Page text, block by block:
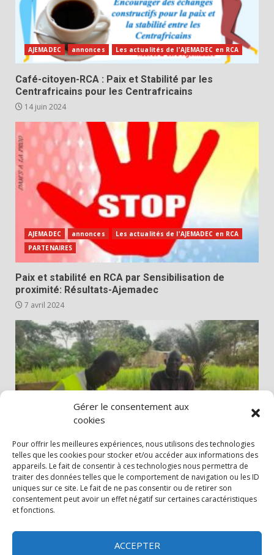
Gérer le consentement aux
cookies
Pour offrir les meilleures expériences, nous utilisons des technologies
telles que les cookies pour stocker et/ou accéder aux informations des
appareils. Le fait de consentir à ces technologies nous permettra de
traiter des données telles que le comportement de navigation ou les ID
uniques sur ce site. Le fait de ne pas consentir ou de retirer son
consentement peut avoir un effet négatif sur certaines caractéristiques
et fonctions.
ACCEPTER
AJEMADEC annonces Les actualités de l'AJEMADEC en RCA
Café-citoyen-RCA : Paix et Stabilité par les
Centrafricains pour les Centrafricains
14 juin 2024
AJEMADEC annonces
Les actualités de l'AJEMADEC en RCA
PARTENAIRES
Paix et stabilité en RCA par Sensibilisation de
proximité: Résultats-Ajemadec
7 avril 2024
AJEMADEC annonces Les actualités de l'AJEMADEC en RCA
Prévenir les Conflits et Préserver la Paix en RCA:
AJEMADEC
22 mars 2024 2
Facebook
Youtube
Twitter